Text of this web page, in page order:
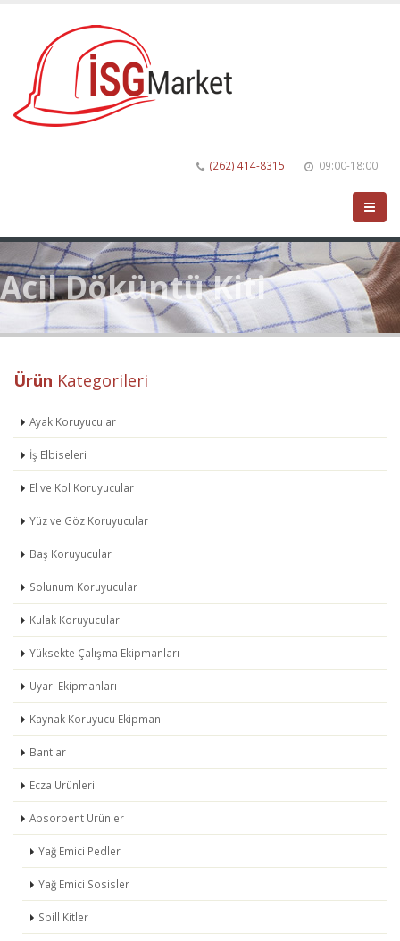
(262) 414-8315 09:00-18:00
Acil Döküntü Kiti
Ürün Kategorileri
Ayak Koruyucular
İş Elbiseleri
El ve Kol Koruyucular
Yüz ve Göz Koruyucular
Baş Koruyucular
Solunum Koruyucular
Kulak Koruyucular
Yüksekte Çalışma Ekipmanları
Uyarı Ekipmanları
Kaynak Koruyucu Ekipman
Bantlar
Ecza Ürünleri
Absorbent Ürünler
Yağ Emici Pedler
Yağ Emici Sosisler
Spill Kitler